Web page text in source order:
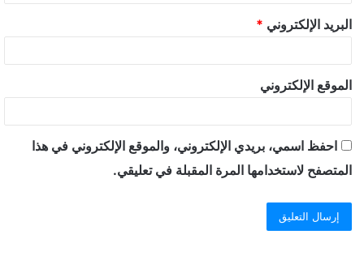
البريد الإلكتروني *
الموقع الإلكتروني
احفظ اسمي، بريدي الإلكتروني، والموقع الإلكتروني في هذا
المتصفح لاستخدامها المرة المقبلة في تعليقي.